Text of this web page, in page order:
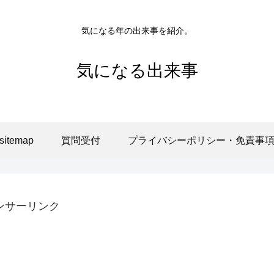
気になる年の出来事を紹介。
気になる出来事
sitemap 質問受付 プライバシーポリシー・免責事項
サーリンク